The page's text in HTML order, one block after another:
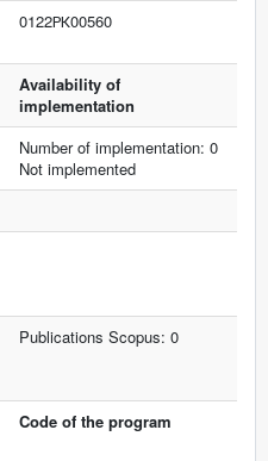
0122РК00560
Availability of
implementation
Number of implementation: 0
Not implemented
Publications Scopus: 0
Code of the program